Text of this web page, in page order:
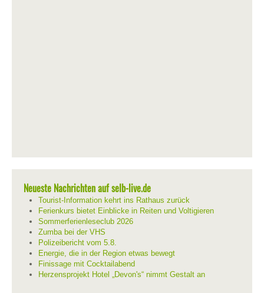
Neueste Nachrichten auf selb-live.de
Tourist-Information kehrt ins Rathaus zurück
Ferienkurs bietet Einblicke in Reiten und Voltigieren
Sommerferienleseclub 2026
Zumba bei der VHS
Polizeibericht vom 5.8.
Energie, die in der Region etwas bewegt
Finissage mit Cocktailabend
Herzensprojekt Hotel „Devon's“ nimmt Gestalt an